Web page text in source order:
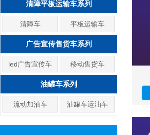
清障平板运输车系列
清障车 平板运输车
广告宣传售货车系列
led广告宣传车 移动售货车
油罐车系列
流动加油车 油罐车运油车